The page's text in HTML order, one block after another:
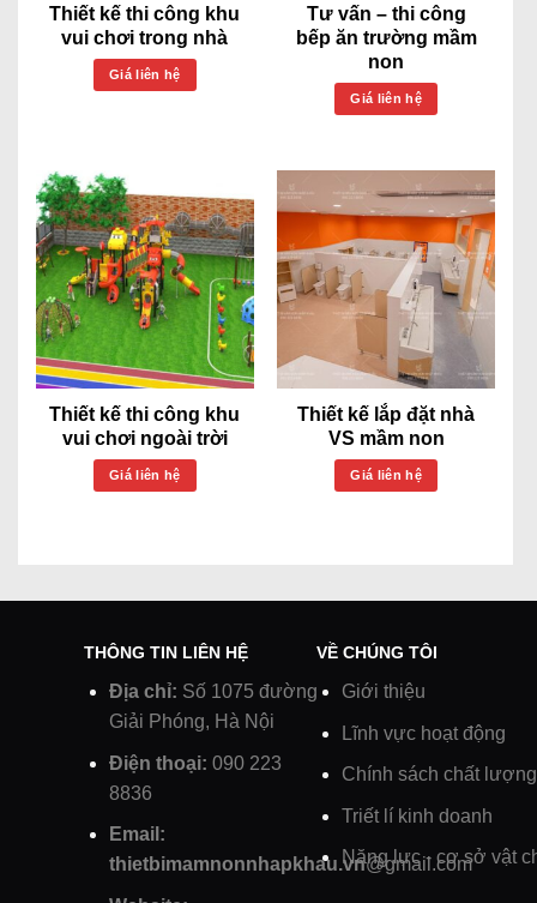
Thiết kế thi công khu
vui chơi trong nhà
Giá liên hệ
Tư vấn – thi công
bếp ăn trường mầm
non
Giá liên hệ
Thiết kế thi công khu
vui chơi ngoài trời
Giá liên hệ
Thiết kế lắp đặt nhà
VS mầm non
Giá liên hệ
THÔNG TIN LIÊN HỆ
Địa chỉ: Số 1075 đường
Giải Phóng, Hà Nội
Điện thoại: 090 223
8836
Email:
thietbimamnonnhapkhau.vn@gmail.com
VỀ CHÚNG TÔI
Giới thiệu
Lĩnh vực hoạt động
Chính sách chất lượng
Triết lí kinh doanh
Năng lực - cơ sở vật